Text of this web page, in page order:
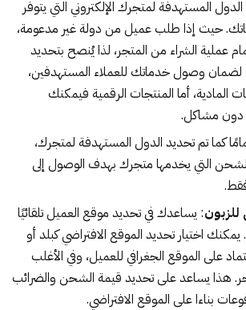
المستهدفة لمتجرك الإلكتروني التي يتوفر
حيث إذا طلب عميل من دولة غير مدعومة،
عملية الشراء من المتجر، لذا يُنصح بتحديد
وصول خدماتك للعملاء المستهدفين،
المادية، أما المنتجات الرقمية فيمكنك
دون مشاكل.
كما تم تحديد الدول المستهدفة لمتجرك،
التي يخدمها متجرك بهدف الوصول إلى
للزبون: يساعدك في تحديد موقع العميل تلقائيًا
اختيار تحديد الموقع الافتراضي كبلد أو
على الموقع الجغرافي للعميل، وفي الأغلب
هذا يساعد على تحديد قيمة الشحن والضرائب
بناءا على الموقع الافتراضي.